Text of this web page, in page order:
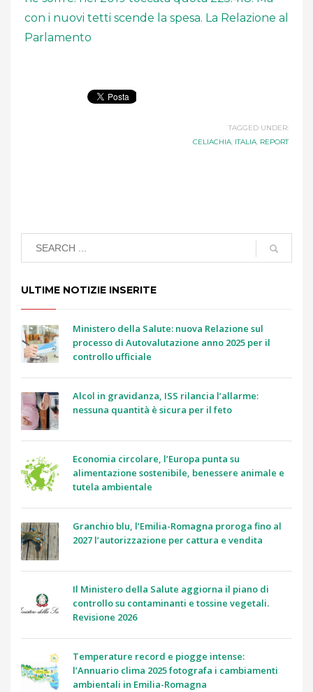
con i nuovi tetti scende la spesa. La Relazione al
Parlamento
TAGGED UNDER:
CELIACHIA, ITALIA, REPORT
ULTIME NOTIZIE INSERITE
Ministero della Salute: nuova Relazione sul
processo di Autovalutazione anno 2025 per il
controllo ufficiale
Alcol in gravidanza, ISS rilancia l’allarme:
nessuna quantità è sicura per il feto
Economia circolare, l’Europa punta su
alimentazione sostenibile, benessere animale e
tutela ambientale
Granchio blu, l’Emilia-Romagna proroga fino al
2027 l’autorizzazione per cattura e vendita
Il Ministero della Salute aggiorna il piano di
controllo su contaminanti e tossine vegetali.
Revisione 2026
Temperature record e piogge intense:
l’Annuario clima 2025 fotografa i cambiamenti
ambientali in Emilia-Romagna